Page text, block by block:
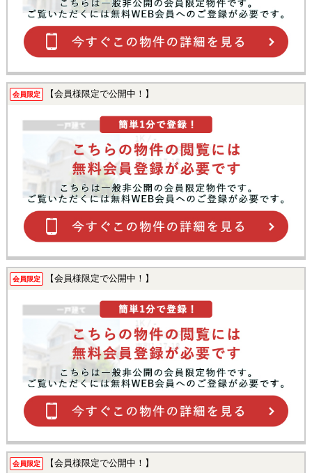
会員限定 【会員様限定で公開中！】
会員限定 【会員様限定で公開中！】
会員限定 【会員様限定で公開中！】